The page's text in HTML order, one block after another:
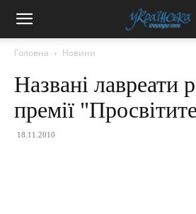
Головна Новини
Названі лавреати
премії
18.11.2010